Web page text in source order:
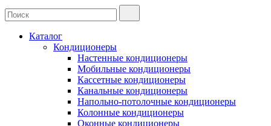
Каталог
Кондиционеры
Настенные кондиционеры
Мобильные кондиционеры
Кассетные кондиционеры
Канальные кондиционеры
Напольно-потолочные кондиционеры
Колонные кондиционеры
Оконные кондиционеры